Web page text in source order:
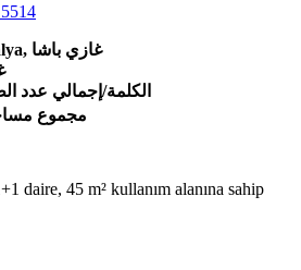
ديك رومي, Antalya, غازي باشا
الكلمة/إجمالي عدد
مجموع مساحة:
daire, 45 m² kullanım alanına sahip